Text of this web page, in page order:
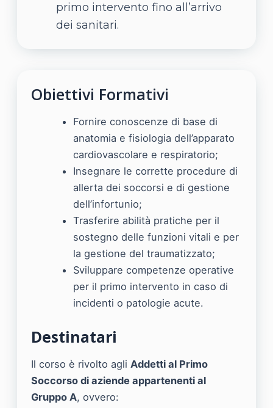
primo intervento fino all’arrivo
dei sanitari.
Obiettivi Formativi
Fornire conoscenze di base di
anatomia e fisiologia dell’apparato
cardiovascolare e respiratorio;
Insegnare le corrette procedure di
allerta dei soccorsi e di gestione
dell’infortunio;
Trasferire abilità pratiche per il
sostegno delle funzioni vitali e per
la gestione del traumatizzato;
Sviluppare competenze operative
per il primo intervento in caso di
incidenti o patologie acute.
Destinatari
Il corso è rivolto agli Addetti al Primo
Soccorso di aziende appartenenti al
Gruppo A, ovvero: